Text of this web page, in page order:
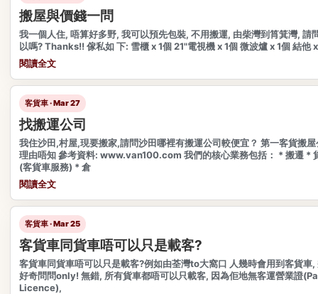
搬屋與價錢一問
我一個人住, 唔算好多野, 我可以預先包裝, 不用搬運, 由柴灣到筲箕灣, 請
以嗎? Thanks!! 傢私如 下: 雪櫃 x 1個 21"電視機 x 1個 微波爐 x 1個 結他
閱讀全文
客貨車 · Mar 27
找搬運公司
我住沙田,村屋,現要搬家,請問沙田哪裡有搬運公司較便宜？ 第一客貨搬
理由唔知 參考資料: www.van100.com 我們的核心業務包括： * 搬遷 *
(客貨車服務) * 倉
閱讀全文
客貨車 · Mar 25
客貨車同貨車唔可以只是載客?
客貨車同貨車唔可以只是載客?例如由荃灣to大窩口 人幾時會用到客貨車,
好奇問問only! 無錯, 所有貨車都唔可以只載客, 因為佢地無客運營業證
Licence),